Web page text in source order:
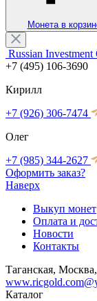
Монета в
Russian Investment
+7 (495) 106-3690
Кирилл
+7 (926) 306-7474
Олег
+7 (985) 344-2627
Оформить заказ?
Наверх
Выкуп монет
Оплата и
Новости
Контакты
Таганская,
Каталог